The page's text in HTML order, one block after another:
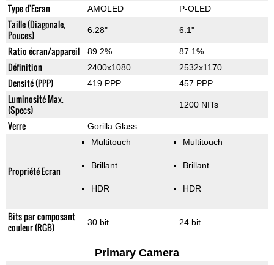
Type d'Ecran AMOLED P-OLED
Taille (Diagonale,
Pouces)
6.28" 6.1"
Ratio écran/appareil 89.2% 87.1%
Définition 2400x1080 2532x1170
Densité (PPP) 419 PPP 457 PPP
Luminosité Max.
(Specs)
1200 NITs
Verre Gorilla Glass
Propriété Ecran
Multitouch
Brillant
HDR
Multitouch
Brillant
HDR
Bits par composant
couleur (RGB)
30 bit 24 bit
Primary Camera